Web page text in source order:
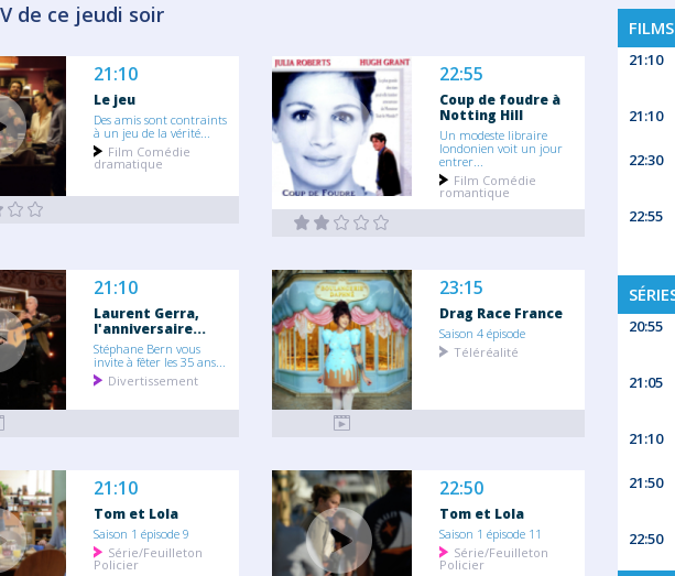
de ce jeudi soir
21:10
Le jeu
Des amis sont contraints
à un jeu de la vérité...
Film Comédie
dramatique
22:55
Coup de foudre à
Notting Hill
Un modeste libraire
londonien voit un jour
entrer...
Film Comédie
romantique
21:10
Laurent Gerra,
l'anniversaire...
Stéphane Bern vous
invite à fêter les 35 ans...
Divertissement
23:15
Drag Race France
Saison 4 épisode
Téléréalité
21:10
Tom et Lola
Saison 1 épisode 9
Série/Feuilleton
Policier
22:50
Tom et Lola
Saison 1 épisode 11
Série/Feuilleton
Policier
21:10
21:10
22:30
22:55
20:55
21:05
21:10
21:50
22:50